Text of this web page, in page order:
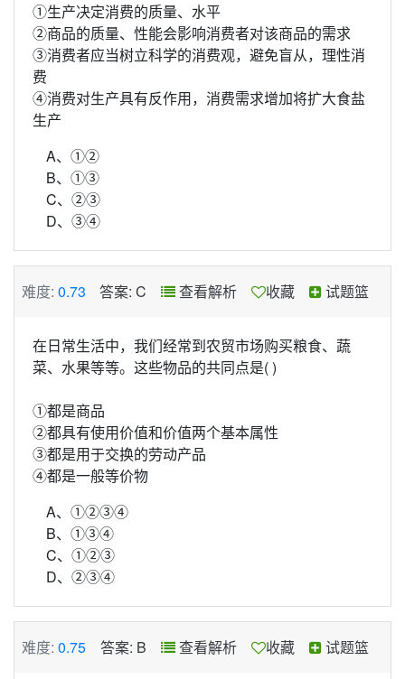
①生产决定消费的质量、水平
②商品的质量、性能会影响消费者对该商品的需求
③消费者应当树立科学的消费观，避免盲从，理性消
费
④消费对生产具有反作用，消费需求增加将扩大食盐
生产
A、①②
B、①③
C、②③
D、③④
难度: 0.73 答案: C 查看解析 收藏 试题篮
在日常生活中，我们经常到农贸市场购买粮食、蔬
菜、水果等等。这些物品的共同点是( )
①都是商品
②都具有使用价值和价值两个基本属性
③都是用于交换的劳动产品
④都是一般等价物
A、①②③④
B、①③④
C、①②③
D、②③④
难度: 0.75 答案: B 查看解析 收藏 试题篮